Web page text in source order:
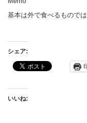
基本は外で食べるもので
シェア:
いいね: